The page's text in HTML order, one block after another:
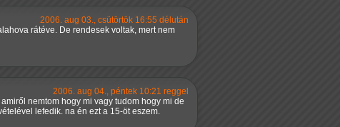
2006. aug 03., csütörtök 16:55 délután
rátéve. De rendesek voltak, mert nem
2006. aug 04., péntek 10:21 reggel
nemtom hogy mi vagy tudom hogy mi de
lefedik. na én ezt a 15-öt eszem.